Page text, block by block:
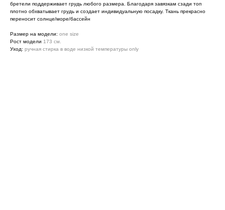
бретели поддерживает грудь любого размера. Благодаря завязкам сзади топ
плотно обхватывает грудь и создает индивидуальную посадку. Ткань прекрасно
переносит солнце/море/бассейн
Размер на модели: one size
Рост модели 173 см.
Уход: ручная стирка в воде низкой температуры only